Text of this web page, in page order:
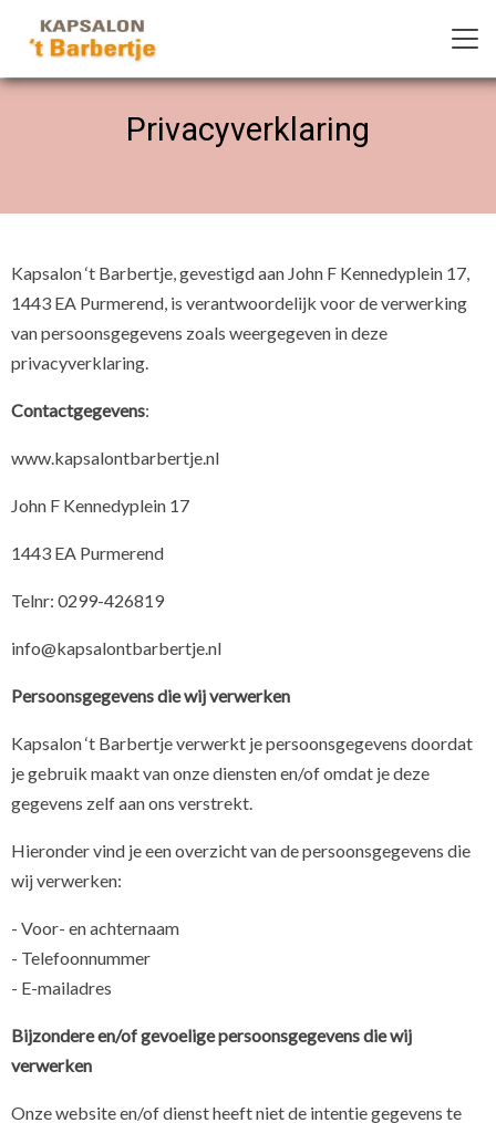
Privacyverklaring
Kapsalon ‘t Barbertje, gevestigd aan John F Kennedyplein 17,
1443 EA Purmerend, is verantwoordelijk voor de verwerking
van persoonsgegevens zoals weergegeven in deze
privacyverklaring.
Contactgegevens:
www.kapsalontbarbertje.nl
John F Kennedyplein 17
1443 EA Purmerend
Telnr: 0299-426819
info@kapsalontbarbertje.nl
Persoonsgegevens die wij verwerken
Kapsalon ‘t Barbertje verwerkt je persoonsgegevens doordat
je gebruik maakt van onze diensten en/of omdat je deze
gegevens zelf aan ons verstrekt.
Hieronder vind je een overzicht van de persoonsgegevens die
wij verwerken:
- Voor- en achternaam
- Telefoonnummer
- E-mailadres
Bijzondere en/of gevoelige persoonsgegevens die wij
verwerken
Onze website en/of dienst heeft niet de intentie gegevens te